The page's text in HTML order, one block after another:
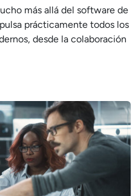
más allá del software de
prácticamente todos los
desde la colaboración